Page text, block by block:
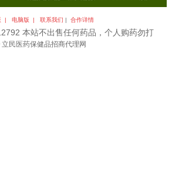
| 电脑版 | 联系我们 | 合作详情
本站不出售任何药品，个人购药勿打
民医药保健品招商代理网